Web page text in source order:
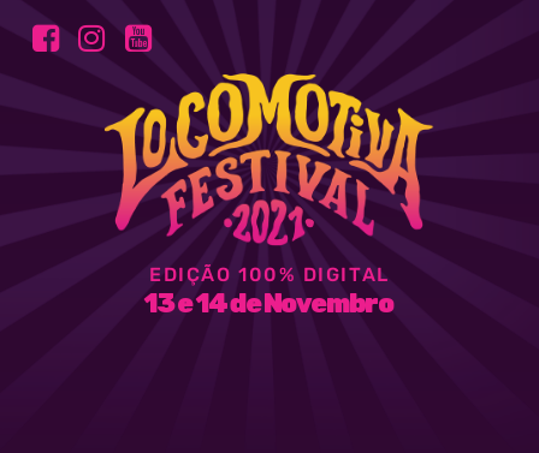
EDIÇÃO 100% DIGITAL
13 e 14 de Novembro